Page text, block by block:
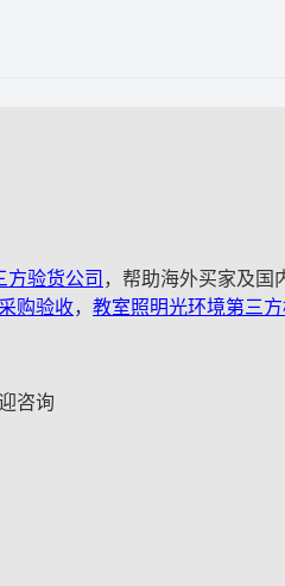
方验货公司，帮助海外买家及国
购验收， 教室照明光环境第三
咨询